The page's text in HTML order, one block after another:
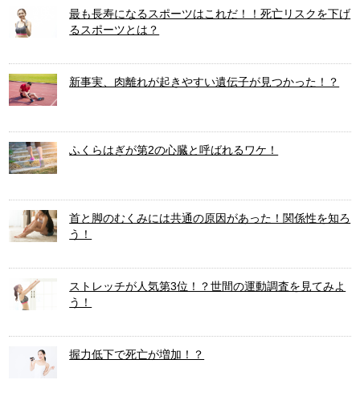
最も長寿になるスポーツはこれだ！！死亡リスクを下げ
るスポーツとは？
新事実、肉離れが起きやすい遺伝子が見つかった！？
ふくらはぎが第2の心臓と呼ばれるワケ！
首と脚のむくみには共通の原因があった！関係性を知ろ
う！
ストレッチが人気第3位！？世間の運動調査を見てみよ
う！
握力低下で死亡が増加！？